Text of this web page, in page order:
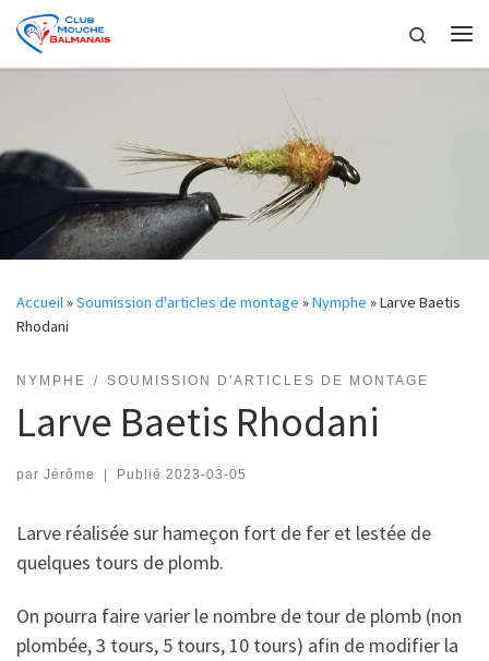
Skip to content
Search
Accueil»Soumission d'articles de montage »Nymphe »Larve Baetis
Rhodani
NYMPHE SOUMISSION D'ARTICLES DE MONTAGE
Larve Baetis Rhodani
par Jérôme | Publié 2023-03-05
Larve réalisée sur hameçon fort de fer et lestée de
quelques tours de plomb.
On pourra faire varier le nombre de tour de plomb (non
plombée, 3 tours, 5 tours, 10 tours) afin de modifier la